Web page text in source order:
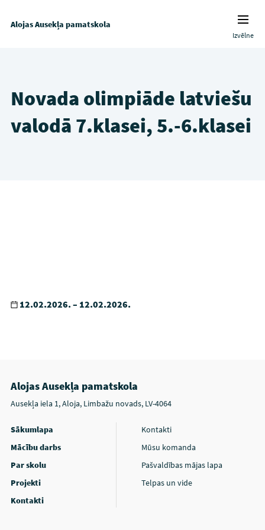
Alojas Ausekļa pamatskola
Izvēlne
Novada olimpiāde latviešu
valodā 7.klasei, 5.-6.klasei
12.02.2026. – 12.02.2026.
Alojas Ausekļa pamatskola
Ausekļa iela 1, Aloja, Limbažu novads, LV-4064
Sākumlapa
Mācību darbs
Par skolu
Projekti
Kontakti
Kontakti
Mūsu komanda
Pašvaldības mājas lapa
Telpas un vide